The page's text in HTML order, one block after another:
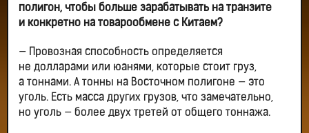
полигон, чтобы больше зарабатывать на транзите
и конкретно на товарообмене с Китаем?
— Провозная способность определяется
не долларами или юанями, которые стоит груз,
а тоннами. А тонны на Восточном полигоне — это
уголь. Есть масса других грузов, что замечательно,
но уголь — более двух третей от общего тоннажа.